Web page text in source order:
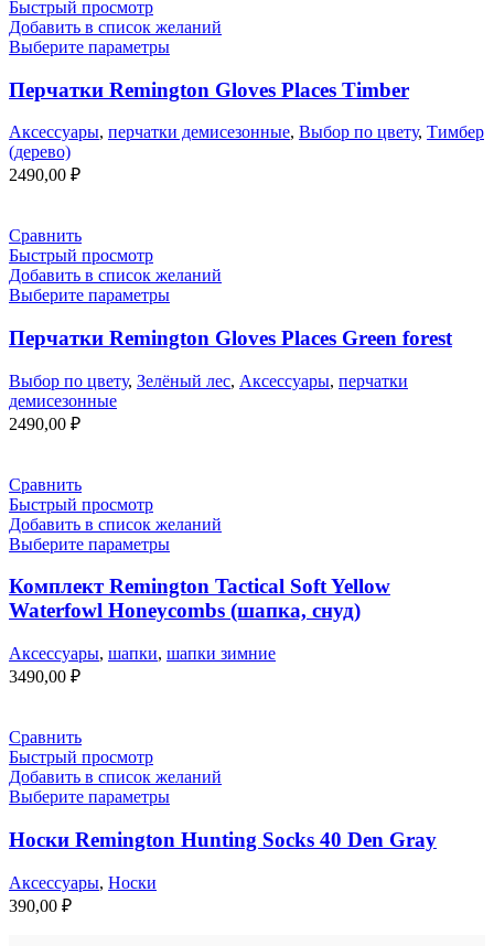
Быстрый просмотр
Добавить в список желаний
Выберите параметры
Перчатки Remington Gloves Places Timber
Аксессуары, перчатки демисезонные, Выбор по цвету, Тимбер
(дерево)
2490,00 ₽
Сравнить
Быстрый просмотр
Добавить в список желаний
Выберите параметры
Перчатки Remington Gloves Places Green forest
Выбор по цвету, Зелёный лес, Аксессуары, перчатки
демисезонные
2490,00 ₽
Сравнить
Быстрый просмотр
Добавить в список желаний
Выберите параметры
Комплект Remington Tactical Soft Yellow
Waterfowl Honeycombs (шапка, снуд)
Аксессуары, шапки, шапки зимние
3490,00 ₽
Сравнить
Быстрый просмотр
Добавить в список желаний
Выберите параметры
Носки Remington Hunting Socks 40 Den Gray
Аксессуары, Носки
390,00 ₽